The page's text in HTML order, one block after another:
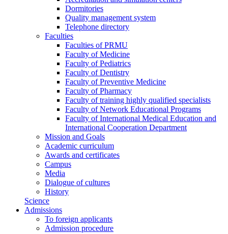
Dormitories
Quality management system
Telephone directory
Faculties
Faculties of PRMU
Faculty of Medicine
Faculty of Pediatrics
Faculty of Dentistry
Faculty of Preventive Medicine
Faculty of Pharmacy
Faculty of training highly qualified specialists
Faculty of Network Educational Programs
Faculty of International Medical Education and
International Cooperation Department
Mission and Goals
Academic curriculum
Awards and certificates
Campus
Media
Dialogue of cultures
History
Science
Admissions
To foreign applicants
Admission procedure